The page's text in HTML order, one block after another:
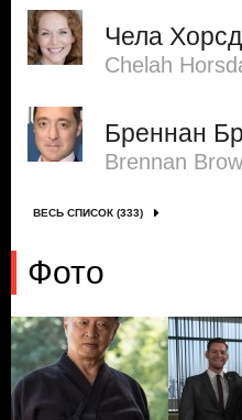
Чела
Chelah
Бреннан
Brennan
ВЕСЬ СПИСОК (333)
Фото